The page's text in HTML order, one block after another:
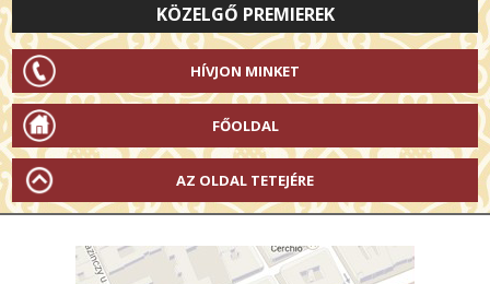
KÖZELGŐ PREMIEREK
HÍVJON MINKET
FŐOLDAL
AZ OLDAL TETEJÉRE